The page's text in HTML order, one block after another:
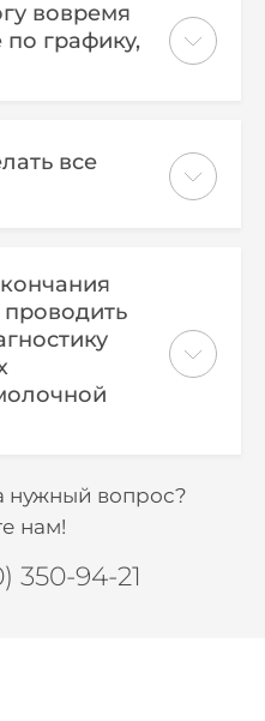
Института,
материалы.
что нужно
занятий.
вовремя
графику,
однако мы все
ситуации бывают
в
Институт
все
заданий.
проводить
исследования
в
нужный вопрос?
нам!
350-94-21